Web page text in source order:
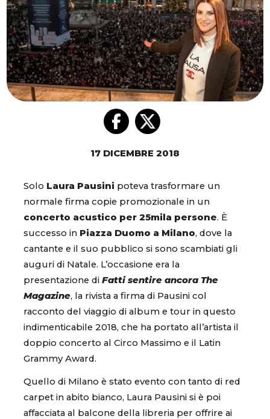
17 DICEMBRE 2018
Solo Laura Pausini poteva trasformare un
normale firma copie promozionale in un
concerto acustico per 25mila persone. È
successo in Piazza Duomo a Milano, dove la
cantante e il suo pubblico si sono scambiati gli
auguri di Natale. L’occasione era la
presentazione di Fatti sentire ancora The
Magazine, la rivista a firma di Pausini col
racconto del viaggio di album e tour in questo
indimenticabile 2018, che ha portato all’artista il
doppio concerto al Circo Massimo e il Latin
Grammy Award.
Quello di Milano è stato evento con tanto di red
carpet in abito bianco, Laura Pausini si è poi
affacciata al balcone della libreria per offrire ai